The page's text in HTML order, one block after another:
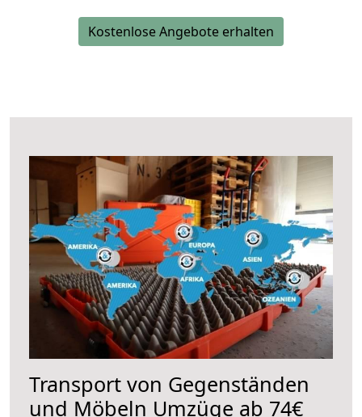
Kostenlose Angebote erhalten
Transport von Gegenständen
und Möbeln Umzüge ab 74€